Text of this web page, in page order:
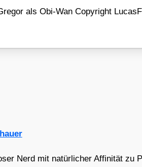
als Obi-Wan Copy­right
Nerd mit natürlicher Affinität zu